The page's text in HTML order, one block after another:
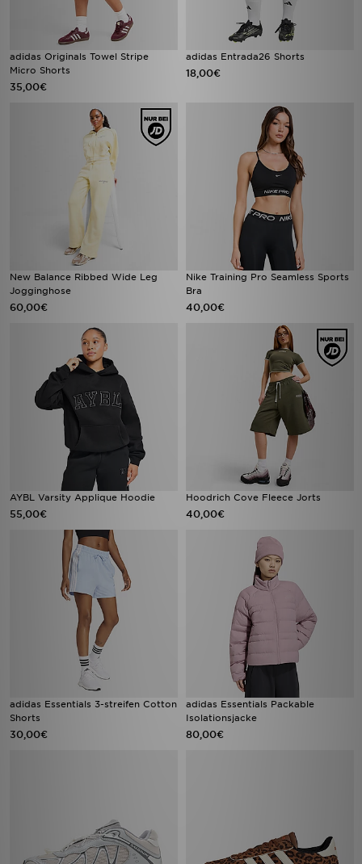
adidas Originals Towel Stripe
Micro Shorts
35,00€
adidas Entrada26 Shorts
18,00€
New Balance Ribbed Wide Leg
Jogginghose
60,00€
Nike Training Pro Seamless Sports
Bra
40,00€
AYBL Varsity Applique Hoodie
55,00€
Hoodrich Cove Fleece Jorts
40,00€
adidas Essentials 3-streifen Cotton
Shorts
30,00€
adidas Essentials Packable
Isolationsjacke
80,00€